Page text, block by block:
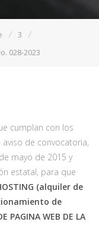
3
028-2023
cumplan con los
de convocatoria,
mayo de 2015 y
estatal, para que
(alquiler de
de
PAGINA WEB DE LA